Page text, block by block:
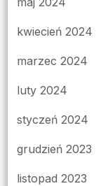
kwiecień 2024
marzec 2024
luty 2024
styczeń 2024
grudzień 2023
listopad 2023